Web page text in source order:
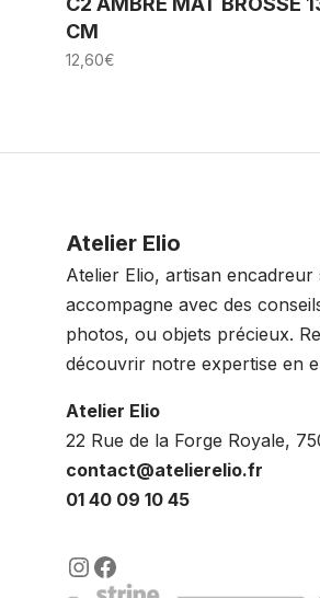
CM
12,60€
Atelier Elio
Atelier Elio, artisan encadreur
accompagne avec des
photos, ou objets précieux.
découvrir notre expertise en
Atelier Elio
22 Rue de la Forge Royale,
contact@atelierelio.fr
01 40 09 10 45
https://
https://